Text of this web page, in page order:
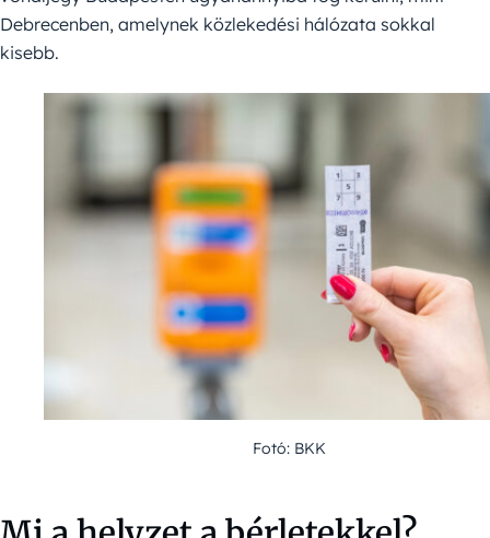
Debrecenben, amelynek közlekedési hálózata sokkal
kisebb.
Fotó: BKK